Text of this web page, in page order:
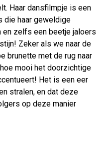
Haar dansfilmpje is een
die haar geweldige
en zelfs een beetje jaloers
Zeker als we naar de
brunette met de rug naar
mooi het doorzichtige
Het is een eer
stralen, en dat deze
op deze manier